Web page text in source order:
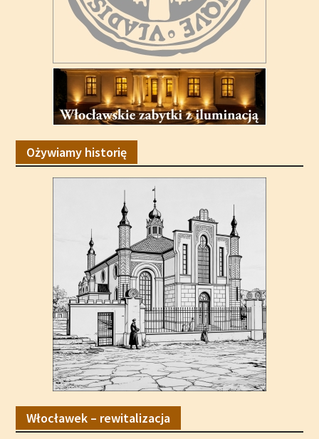
Ożywiamy historię
Włocławek – rewitalizacja